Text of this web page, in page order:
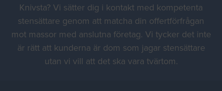
Knivsta? Vi sätter dig i kontakt med kompetenta
stensättare genom att matcha din offertförfrågan
mot massor med anslutna företag. Vi tycker det inte
är rätt att kunderna är dom som jagar stensättare
utan vi vill att det ska vara tvärtom.